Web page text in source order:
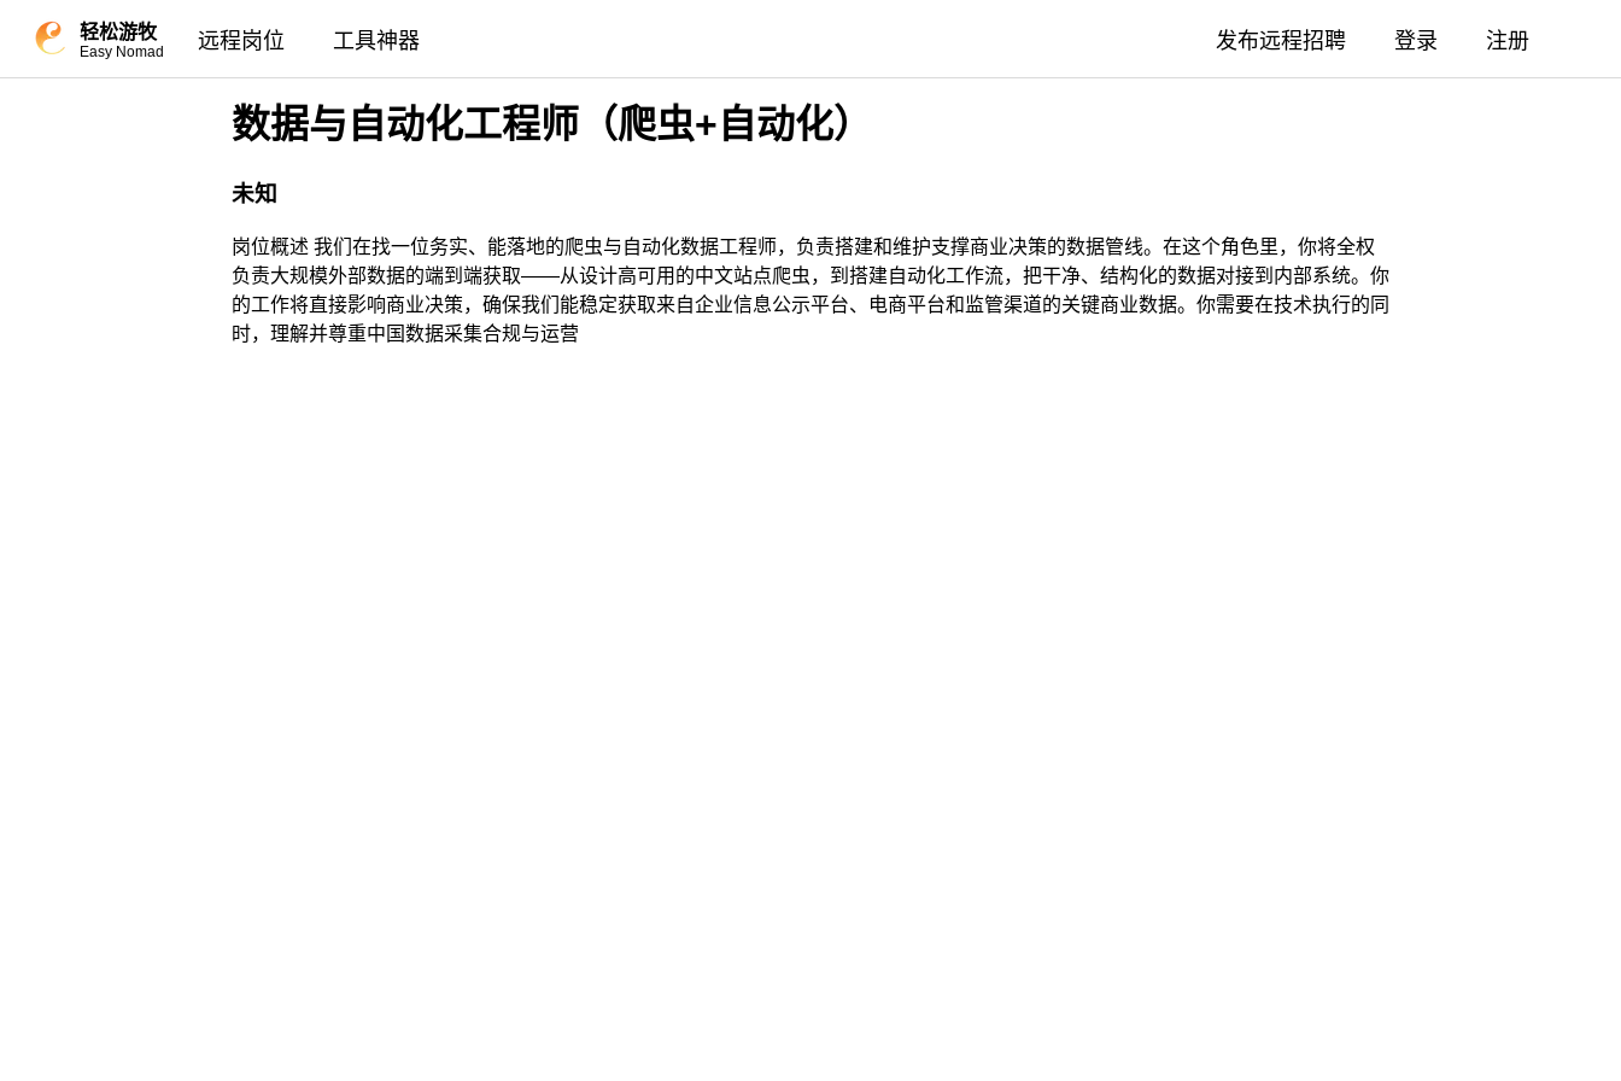
轻松游牧
Easy Nomad 远程岗位 工具神器 发布远程招聘 登录 注册
数据与自动化工程师（爬虫+自动化）
未知
岗位概述 我们在找一位务实、能落地的爬虫与自动化数据工程师，负责搭建和维护支撑商业决策的数据管线。在这个角色里，你将全权
负责大规模外部数据的端到端获取——从设计高可用的中文站点爬虫，到搭建自动化工作流，把干净、结构化的数据对接到内部系统。你
的工作将直接影响商业决策，确保我们能稳定获取来自企业信息公示平台、电商平台和监管渠道的关键商业数据。你需要在技术执行的同
时，理解并尊重中国数据采集合规与运营